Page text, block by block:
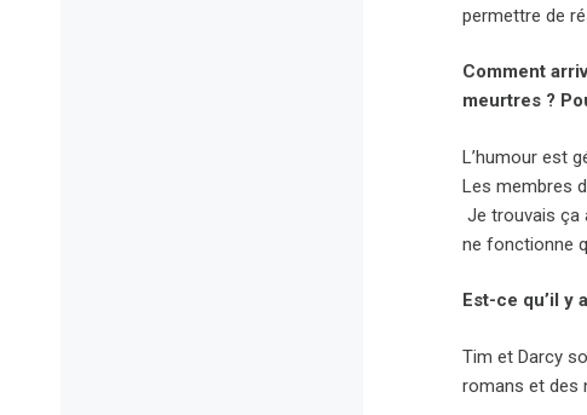
permettre de
Comment
meurtres ?
L’humour est
Les membres
Je trouvais ça
ne fonctionne
Est-ce qu’il y
Tim et Darcy
romans et des